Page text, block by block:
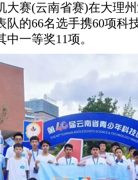
大赛(云南省赛)在大理
队的66名选手携60项科
一等奖11项。